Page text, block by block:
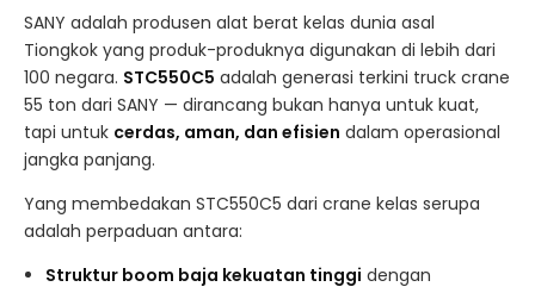
SANY adalah produsen alat berat kelas dunia asal
Tiongkok yang produk-produknya digunakan di lebih dari
100 negara. STC550C5 adalah generasi terkini truck crane
55 ton dari SANY — dirancang bukan hanya untuk kuat,
tapi untuk cerdas, aman, dan efisien dalam operasional
jangka panjang.
Yang membedakan STC550C5 dari crane kelas serupa
adalah perpaduan antara:
Struktur boom baja kekuatan tinggi dengan